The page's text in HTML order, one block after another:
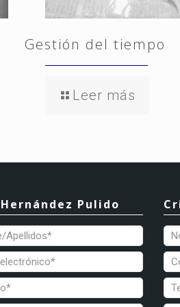
Gestión del tiempo
Leer más
Pulido